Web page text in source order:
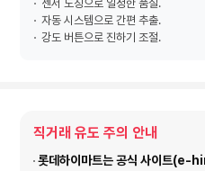
센서 도징으로 일정한 품질.
자동 시스템으로 간편 추출.
강도 버튼으로 진하기 조절.
직거래 유도 주의 안내
롯데하이마트는 공식 사이트